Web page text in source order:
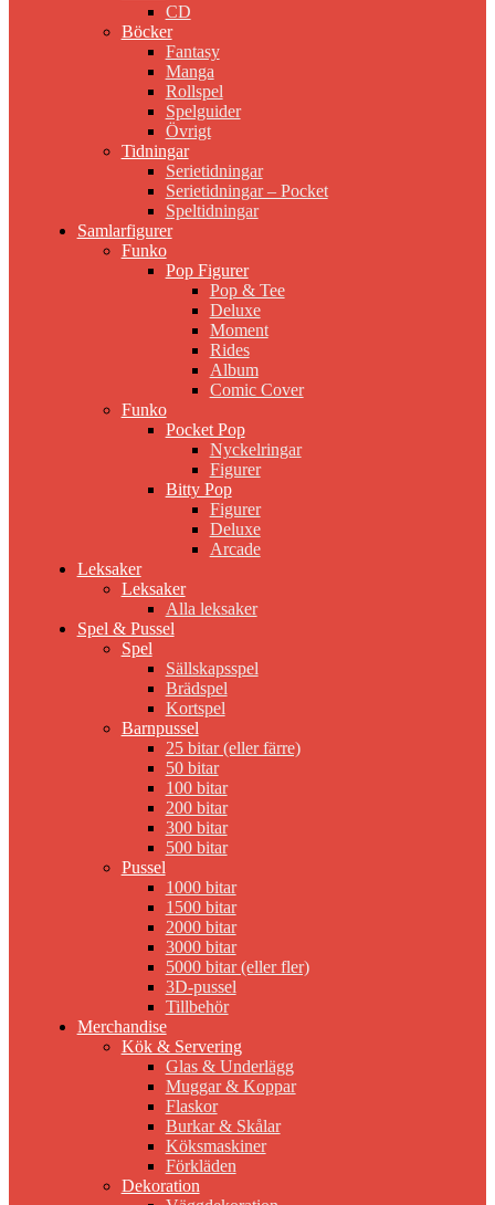
CD
Böcker
Fantasy
Manga
Rollspel
Spelguider
Övrigt
Tidningar
Serietidningar
Serietidningar – Pocket
Speltidningar
Samlarfigurer
Funko
Pop Figurer
Pop & Tee
Deluxe
Moment
Rides
Album
Comic Cover
Funko
Pocket Pop
Nyckelringar
Figurer
Bitty Pop
Figurer
Deluxe
Arcade
Leksaker
Leksaker
Alla leksaker
Spel & Pussel
Spel
Sällskapsspel
Brädspel
Kortspel
Barnpussel
25 bitar (eller färre)
50 bitar
100 bitar
200 bitar
300 bitar
500 bitar
Pussel
1000 bitar
1500 bitar
2000 bitar
3000 bitar
5000 bitar (eller fler)
3D-pussel
Tillbehör
Merchandise
Kök & Servering
Glas & Underlägg
Muggar & Koppar
Flaskor
Burkar & Skålar
Köksmaskiner
Förkläden
Dekoration